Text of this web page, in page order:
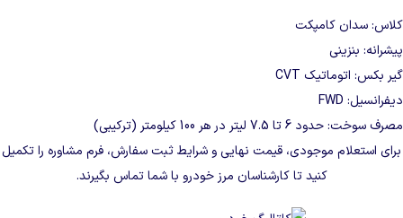
کلاس: سدان کامپکت
پیشرانه: بنزینی
گیر بکس: اتوماتیک CVT
دیفرانسیل: FWD
مصرف سوخت: حدود 6 تا 7.5 لیتر در هر 100 کیلومتر (ترکیبی)
برای استعلام موجودی، قیمت نهایی و شرایط ثبت سفارش، فرم مشاوره را تکمیل
کنید تا کارشناسان مرز خودرو با شما تماس بگیرند.